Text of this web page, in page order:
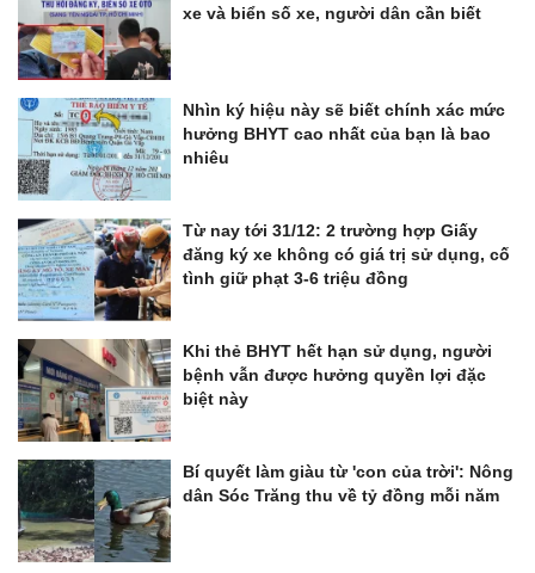
xe và biển số xe, người dân cần biết
Nhìn ký hiệu này sẽ biết chính xác mức
hưởng BHYT cao nhất của bạn là bao
nhiêu
Từ nay tới 31/12: 2 trường hợp Giấy
đăng ký xe không có giá trị sử dụng, cố
tình giữ phạt 3-6 triệu đồng
Khi thẻ BHYT hết hạn sử dụng, người
bệnh vẫn được hưởng quyền lợi đặc
biệt này
Bí quyết làm giàu từ 'con của trời': Nông
dân Sóc Trăng thu về tỷ đồng mỗi năm